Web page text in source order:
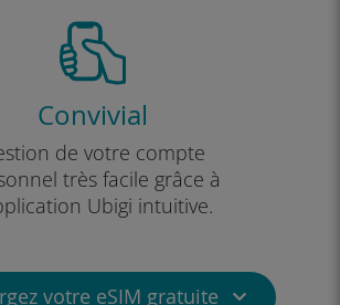
Convivial
de votre compte
très facile grâce à
Ubigi intuitive.
Teléchargez votre eSIM gratuite